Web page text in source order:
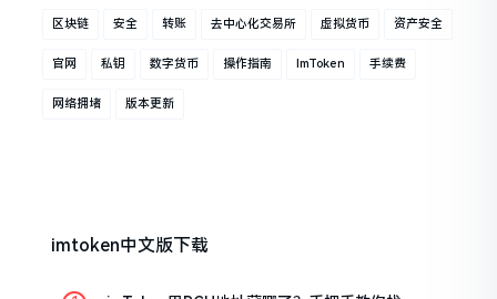
区块链 安全 转账 去中心化交易所 虚拟货币 资产安全
官网 私钥 数字货币 操作指南 ImToken 手续费
网络拥堵 版本更新
imtoken中文版下载